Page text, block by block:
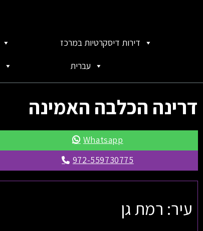
דירות דיסקרטיות במרכז
עברית
דרינה הכלבה האמינה
Whatsapp
972-559730775
עיר: רמת גן